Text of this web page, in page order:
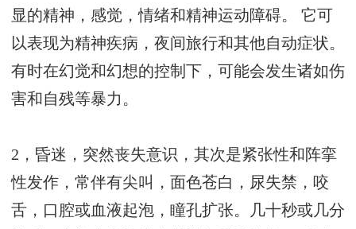
显的精神，感觉，情绪和精神运动障碍。 它可
以表现为精神疾病，夜间旅行和其他自动症状。
有时在幻觉和幻想的控制下，可能会发生诸如伤
害和自残等暴力。
2，昏迷，突然丧失意识，其次是紧张性和阵挛
性发作，常伴有尖叫，面色苍白，尿失禁，咬
舌，口腔或血液起泡，瞳孔扩张。几十秒或几分